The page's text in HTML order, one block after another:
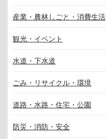
産業・農林しごと・消費生活
観光・イベント
水道・下水道
ごみ・リサイクル・環境
道路・水路・住宅・公園
防災・消防・安全